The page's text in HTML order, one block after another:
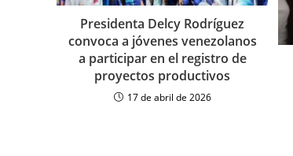
Presidenta Delcy Rodríguez
convoca a jóvenes venezolanos
a participar en el registro de
proyectos productivos
17 de abril de 2026